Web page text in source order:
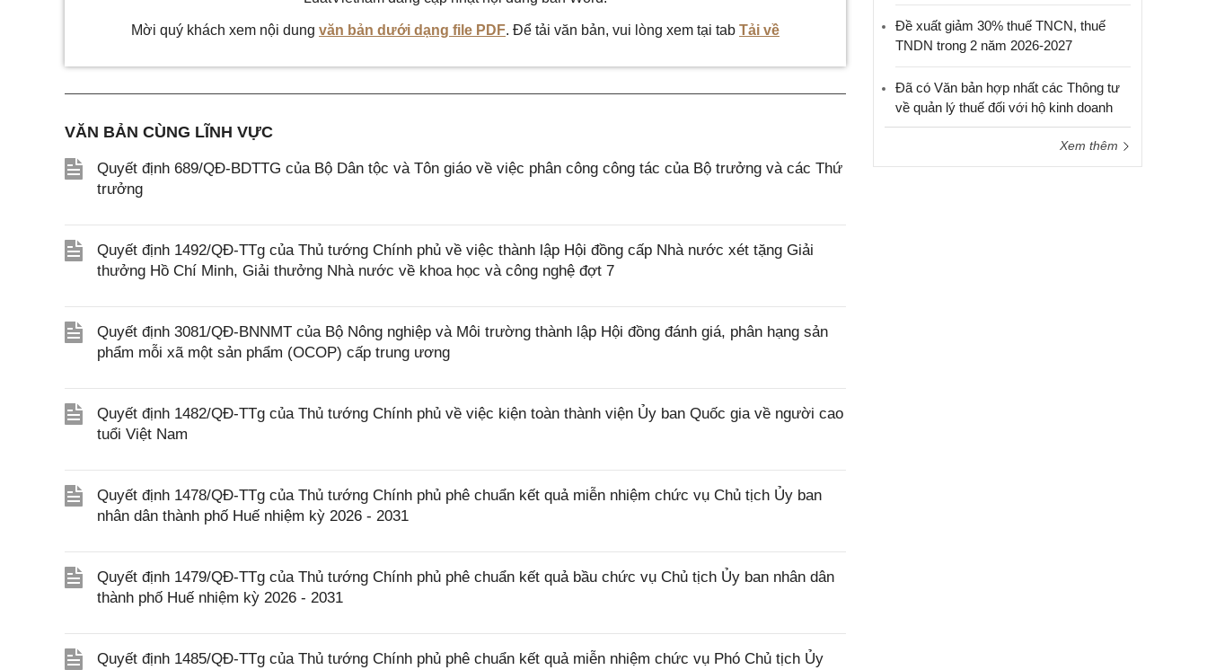
Mời quý khách xem nội dung văn bản dưới dạng file PDF. Để tải văn bản, vui lòng xem tại tab Tải về
VĂN BẢN CÙNG LĨNH VỰC
Quyết định 689/QĐ-BDTTG của Bộ Dân tộc và Tôn giáo về việc phân công công tác của Bộ trưởng và các Thứ
trưởng
Quyết định 1492/QĐ-TTg của Thủ tướng Chính phủ về việc thành lập Hội đồng cấp Nhà nước xét tặng Giải
thưởng Hồ Chí Minh, Giải thưởng Nhà nước về khoa học và công nghệ đợt 7
Quyết định 3081/QĐ-BNNMT của Bộ Nông nghiệp và Môi trường thành lập Hội đồng đánh giá, phân hạng sản
phẩm mỗi xã một sản phẩm (OCOP) cấp trung ương
Quyết định 1482/QĐ-TTg của Thủ tướng Chính phủ về việc kiện toàn thành viện Ủy ban Quốc gia về người cao
tuổi Việt Nam
Quyết định 1478/QĐ-TTg của Thủ tướng Chính phủ phê chuẩn kết quả miễn nhiệm chức vụ Chủ tịch Ủy ban
nhân dân thành phố Huế nhiệm kỳ 2026 - 2031
Quyết định 1479/QĐ-TTg của Thủ tướng Chính phủ phê chuẩn kết quả bầu chức vụ Chủ tịch Ủy ban nhân dân
thành phố Huế nhiệm kỳ 2026 - 2031
Quyết định 1485/QĐ-TTg của Thủ tướng Chính phủ phê chuẩn kết quả miễn nhiệm chức vụ Phó Chủ tịch Ủy
Đề xuất giảm 30% thuế TNCN, thuế
TNDN trong 2 năm 2026-2027
Đã có Văn bản hợp nhất các Thông tư
về quản lý thuế đối với hộ kinh doanh
Xem thêm